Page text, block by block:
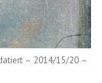
– 2014/15/20 –